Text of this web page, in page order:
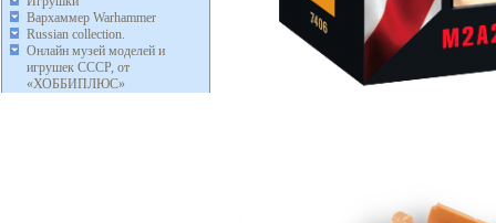
Вархаммер Warhammer
Russian collection.
Онлайн музей моделей и
игрушек СССР, от
«ХОББИПЛЮС»